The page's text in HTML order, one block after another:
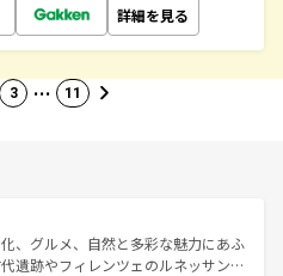
詳細を見る
3 … 11
、グルメ、自然と多彩な魅力にあふ
遺跡やフィレンツェのルネッサンス